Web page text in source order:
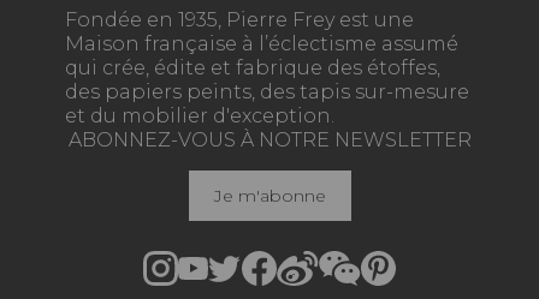
Fondée en 1935, Pierre Frey est une
Maison française à l’éclectisme assumé
qui crée, édite et fabrique des étoffes,
des papiers peints, des tapis sur-mesure
et du mobilier d'exception.
ABONNEZ-VOUS À NOTRE NEWSLETTER
Je m'abonne